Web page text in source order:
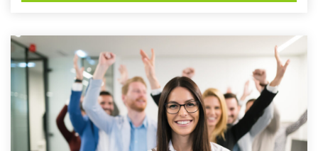
Feld
sollte
nicht
ausgefüllt
werden